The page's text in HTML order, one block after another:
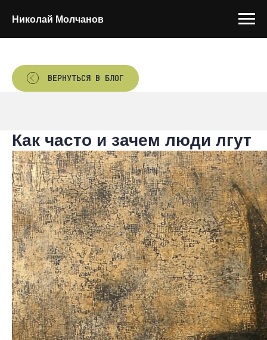
Николай Молчанов
ВЕРНУТЬСЯ В БЛОГ
Как часто и зачем люди лгут